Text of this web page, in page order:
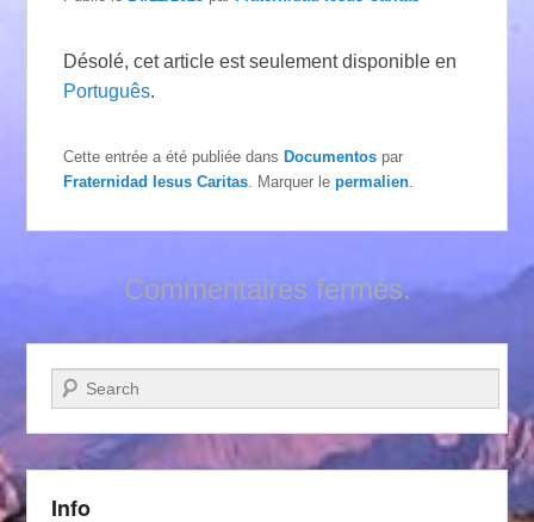
Désolé, cet article est seulement disponible en
Português.
Cette entrée a été publiée dansDocumentos par
Fraternidad Iesus Caritas . Marquer lepermalien
Commentaires fermés.
Recherche
Info